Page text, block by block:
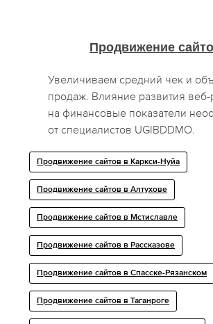
Продвижение
Увеличиваем средний чек и
продаж. Влияние развития веб-
на финансовые показатели
от специалистов UGIBDDMO.
Продвижение сайтов в Каркси-Нуйа
Продвижение сайтов в Алтухове
Продвижение сайтов в Мстиславле
Продвижение сайтов в Рассказове
Продвижение сайтов в Спасске-Рязанском
Продвижение сайтов в Таганроге